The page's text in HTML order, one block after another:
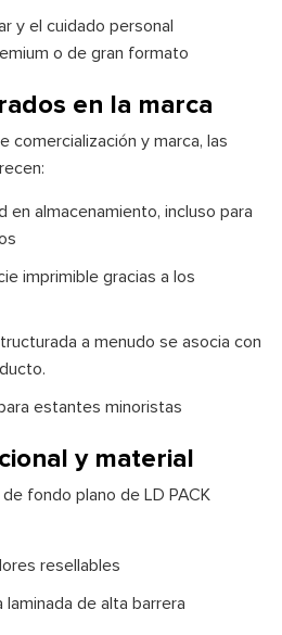
y el cuidado personal
o de gran formato
en la marca
comercialización y marca, las
en almacenamiento, incluso para
imprimible gracias a los
a menudo se asocia con
estantes minoristas
y material
fondo plano de LD PACK
resellables
laminada de alta barrera